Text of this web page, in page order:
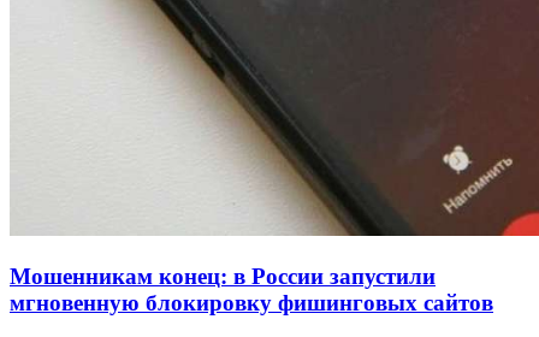
Волгоградские компании нарастили экспорт:
заключены контракты на 3,6 млн долларов
Мошенникам конец: в России запустили
мгновенную блокировку фишинговых сайтов